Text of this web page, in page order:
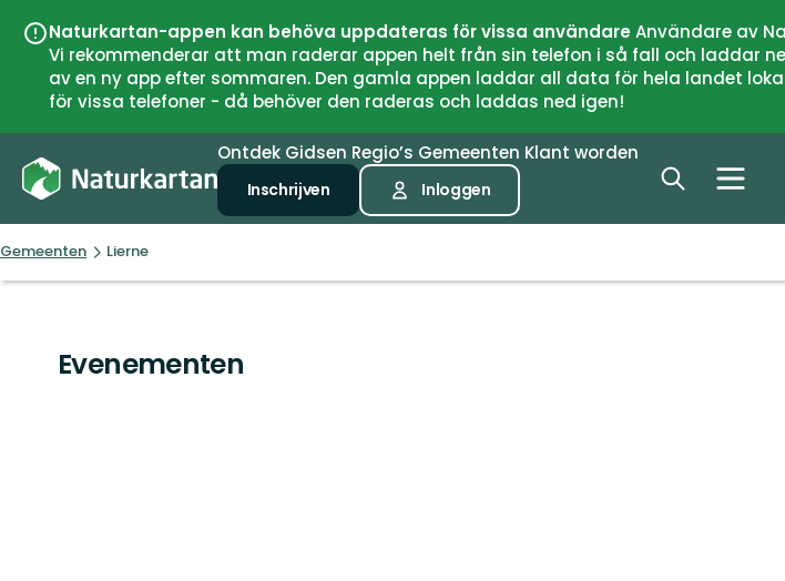
Naturkartan-appen kan behöva uppdateras för vissa användareAnvändare av
Vi rekommenderar att man raderar appen helt från sin telefon i så fall och laddar
av en ny app efter sommaren. Den gamla appen laddar all data för hela landet
för vissa telefoner - då behöver den raderas och laddas ned igen!
Ontdek Gidsen Regio’s Gemeenten Klant worden
Inschrijven Inloggen
Gemeenten Lierne
Evenementen